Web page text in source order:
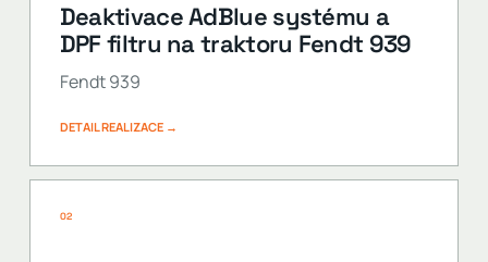
Deaktivace AdBlue systému a
DPF filtru na traktoru Fendt 939
Fendt 939
DETAIL REALIZACE →
02